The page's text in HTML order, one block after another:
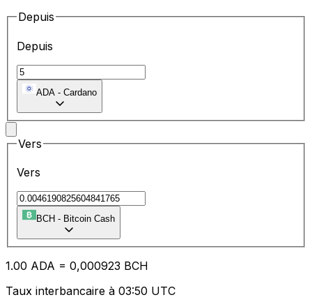
Depuis
Depuis
ADA - Cardano
Vers
Vers
BCH - Bitcoin Cash
1.00 ADA = 0,000923 BCH
Taux interbancaire à 03:50 UTC